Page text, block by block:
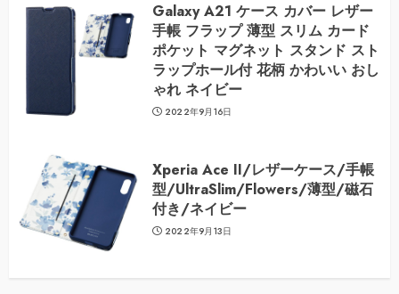
Galaxy A21 ケース カバー レザー
手帳 フラップ 薄型 スリム カード
ポケット マグネット スタンド スト
ラップホール付 花柄 かわいい おし
ゃれ ネイビー
2022年9月16日
Xperia Ace II/レザーケース/手帳
型/UltraSlim/Flowers/薄型/磁石
付き/ネイビー
2022年9月13日